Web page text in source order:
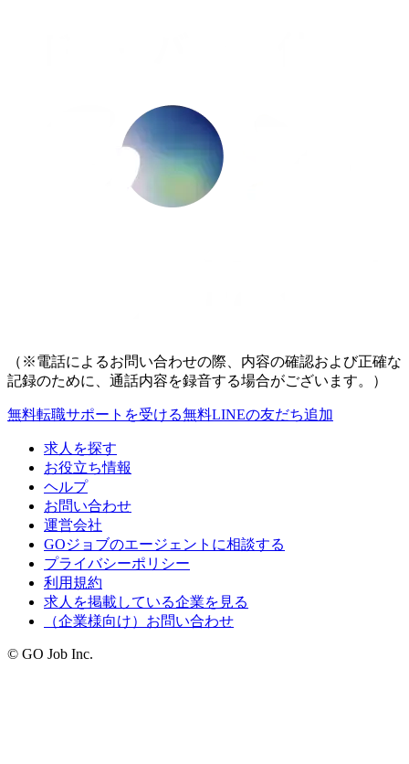
（※電話によるお問い合わせの際、内容の確認および正確な
記録のために、通話内容を録音する場合がございます。）
無料転職サポートを受ける無料LINEの友だち追加
求人を探す
お役立ち情報
ヘルプ
お問い合わせ
運営会社
GOジョブのエージェントに相談する
プライバシーポリシー
利用規約
求人を掲載している企業を見る
（企業様向け）お問い合わせ
© GO Job Inc.